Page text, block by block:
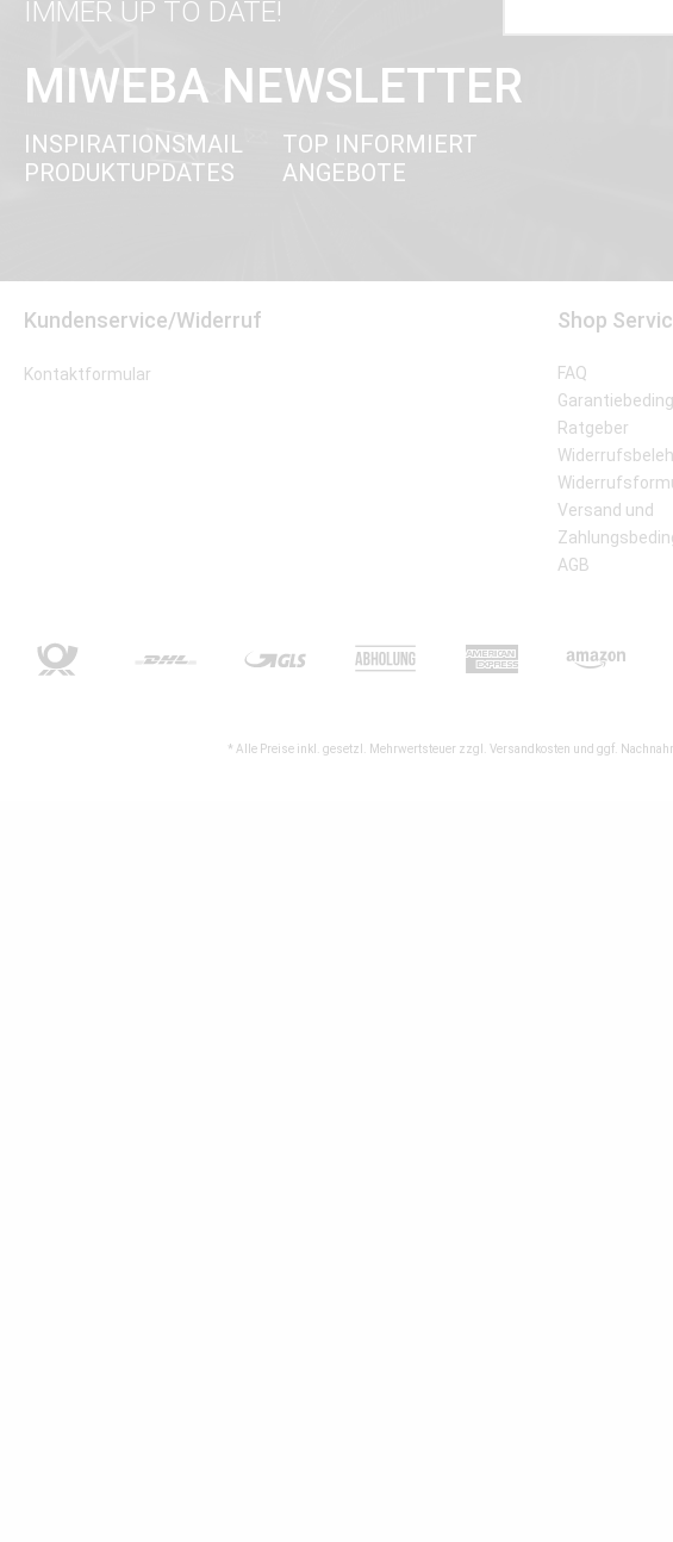
IMMER UP TO DATE!
MIWEBA NEWSLETTER
INSPIRATIONSMAIL
PRODUKTUPDATES
TOP INFORMIERT
ANGEBOTE
Kundenservice/Widerruf
Kontaktformular
Shop
FAQ
Ratgeber
Versand und
AGB
* Alle Preise inkl. gesetzl. Mehrwertsteuer zzgl. Versandkosten und ggf.